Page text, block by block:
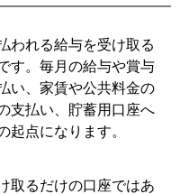
（実務視点）
方
び方
われる給与を受け取る
す。毎月の給与や賞与
い、家賃や公共料金の
支払い、貯蓄用口座へ
起点になります。
取るだけの口座ではあ